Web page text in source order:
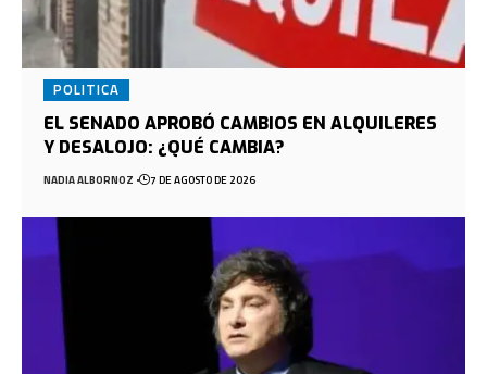
POLITICA
EL SENADO APROBÓ CAMBIOS EN ALQUILERES
Y DESALOJO: ¿QUÉ CAMBIA?
NADIA ALBORNOZ 7 DE AGOSTO DE 2026